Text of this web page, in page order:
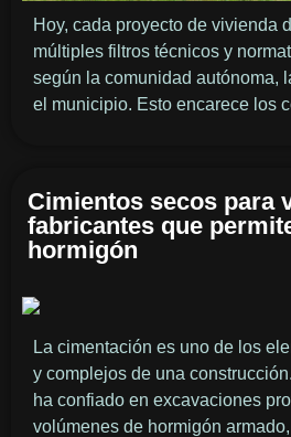
Hoy, cada proyecto de vivienda
múltiples filtros técnicos y
según la comunidad autónoma,
el municipio. Esto encarece los
Cimientos secos para
fabricantes que
hormigón
La cimentación es uno de los
y complejos de una
ha confiado en excavaciones
volúmenes de hormigón